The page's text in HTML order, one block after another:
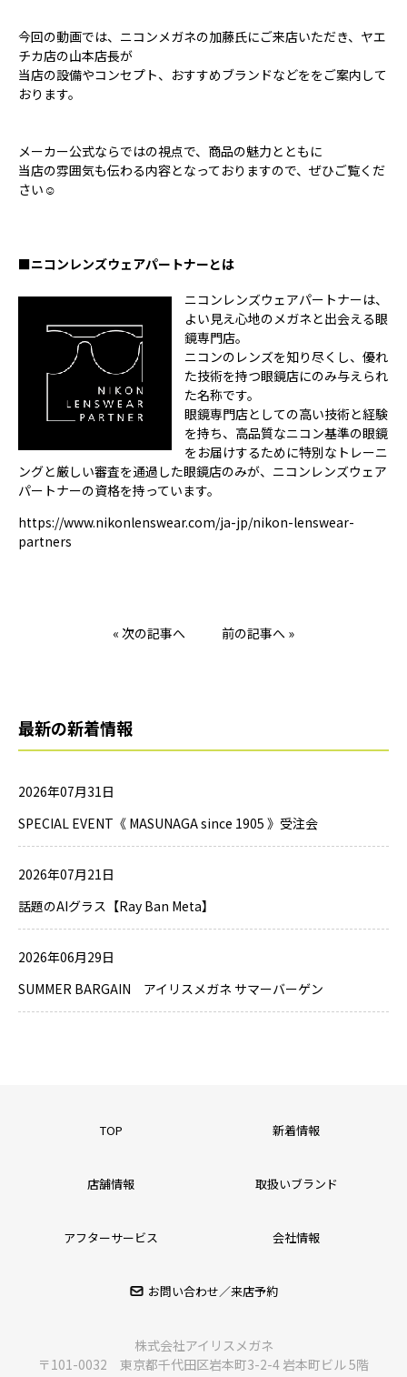
今回の動画では、ニコンメガネの加藤氏にご来店いただき、ヤエ
チカ店の山本店長が
当店の設備やコンセプト、おすすめブランドなどををご案内して
おります。
メーカー公式ならではの視点で、商品の魅力とともに
当店の雰囲気も伝わる内容となっておりますので、ぜひご覧くだ
さい☺
■ニコンレンズウェアパートナーとは
ニコンレンズウェアパートナーは、
よい見え心地のメガネと出会える眼
鏡専門店。
ニコンのレンズを知り尽くし、優れ
た技術を持つ眼鏡店にのみ与えられ
た名称です。
眼鏡専門店としての高い技術と経験
を持ち、高品質なニコン基準の眼鏡
をお届けするために特別なトレーニ
ングと厳しい審査を通過した眼鏡店のみが、ニコンレンズウェア
パートナーの資格を持っています。
https://www.nikonlenswear.com/ja-jp/nikon-lenswear-
partners
« 次の記事へ 前の記事へ »
最新の新着情報
2026年07月31日
SPECIAL EVENT《 MASUNAGA since 1905 》受注会
2026年07月21日
話題のAIグラス【Ray Ban Meta】
2026年06月29日
SUMMER BARGAIN アイリスメガネ サマーバーゲン
TOP 新着情報
店舗情報 取扱いブランド
アフターサービス 会社情報
お問い合わせ／来店予約
株式会社アイリスメガネ
〒101-0032 東京都千代田区岩本町3-2-4 岩本町ビル 5階